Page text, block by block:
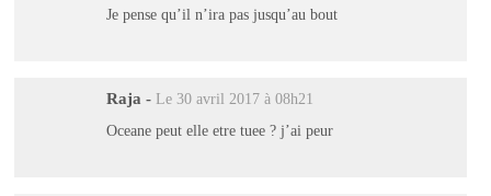
Je pense qu’il n’ira pas jusqu’au bout
Raja - Le 30 avril 2017 à 08h21
Oceane peut elle etre tuee ? j’ai peur